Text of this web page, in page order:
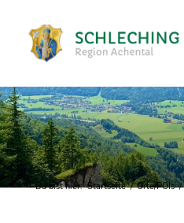
Du bist hier: Startseite / Orte/POIs /